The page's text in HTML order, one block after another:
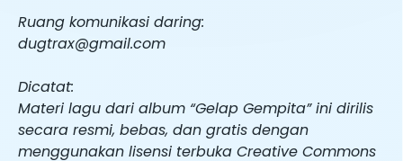
Ruang komunikasi daring:
dugtrax@gmail.com
Dicatat:
Materi lagu dari album “Gelap Gempita” ini dirilis
secara resmi, bebas, dan gratis dengan
menggunakan lisensi terbuka Creative Commons